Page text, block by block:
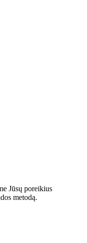
Jūsų poreikius
metodą.